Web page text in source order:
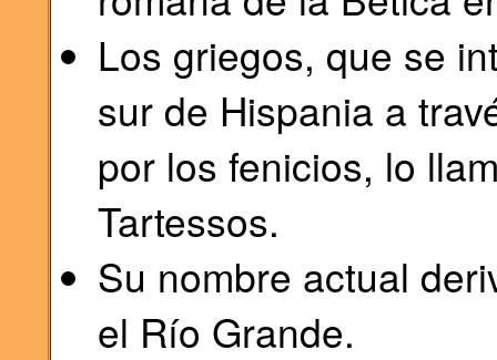
Los griegos, que se
sur de Hispania a
por los fenicios, lo
Tartessos.
Su nombre actual
el Río Grande.